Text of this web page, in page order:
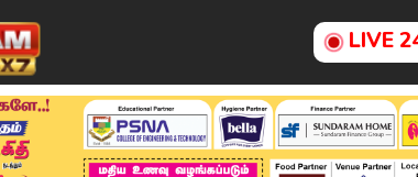
LIVE